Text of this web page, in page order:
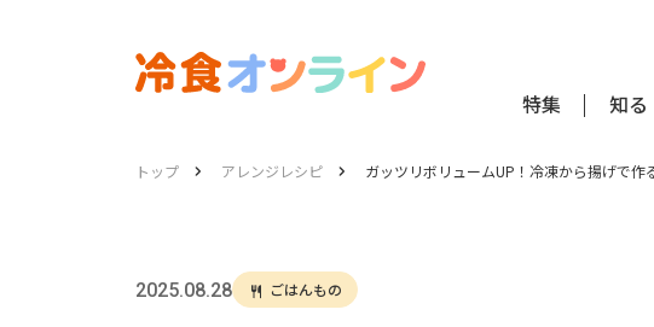
特集 知る
トップ アレンジレシピ ガッツリボリュームUP！冷凍から揚げで作
2025.08.28 ごはんもの